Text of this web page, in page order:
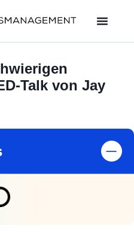
Talk von Jay